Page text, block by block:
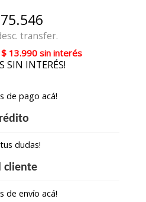
transfer.
$ 13.990 sin interés
SIN INTERÉS!
de pago acá!
dudas!
cliente
de envío acá!